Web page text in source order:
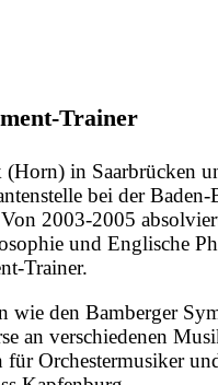
Trainer
in Saarbrücken
bei der
2003-2005
und Englische
Trainer.
wie den Bamberger
an verschiedenen
Orchestermusiker